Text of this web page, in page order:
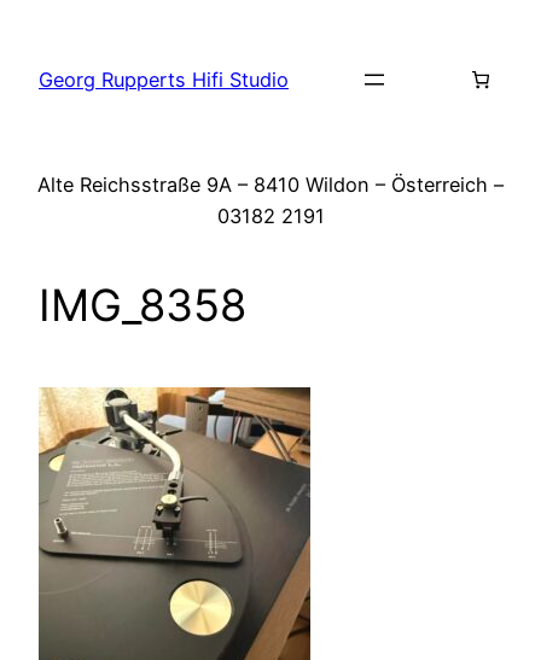
springen
Georg Rupperts Hifi Studio
Alte Reichsstraße 9A – 8410 Wildon – Österreich –
03182 2191
IMG_8358